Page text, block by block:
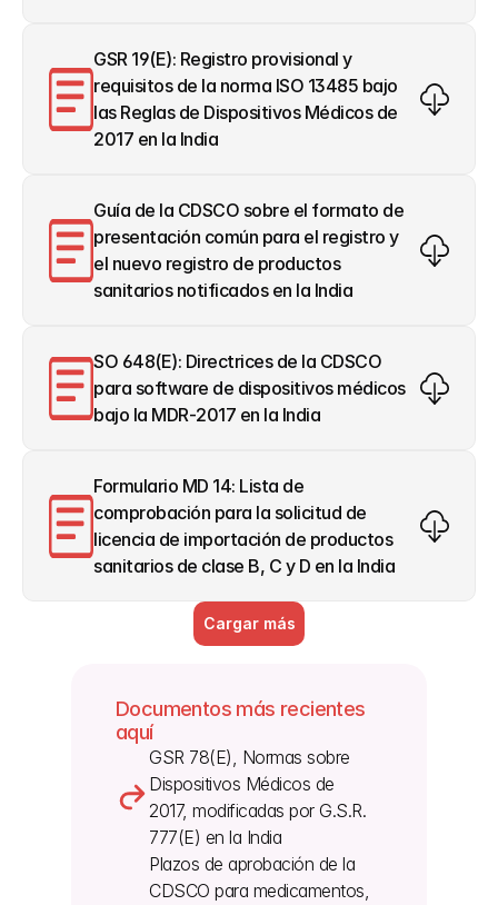
GSR 19(E): Registro provisional y
requisitos de la norma ISO 13485 bajo
las Reglas de Dispositivos Médicos de
2017 en la India
Guía de la CDSCO sobre el formato de
presentación común para el registro y
el nuevo registro de productos
sanitarios notificados en la India
SO 648(E): Directrices de la CDSCO
para software de dispositivos médicos
bajo la MDR-2017 en la India
Formulario MD 14: Lista de
comprobación para la solicitud de
licencia de importación de productos
sanitarios de clase B, C y D en la India
Cargar más
Documentos más recientes
aquí
GSR 78(E), Normas sobre
Dispositivos Médicos de
2017, modificadas por G.S.R.
777(E) en la India
Plazos de aprobación de la
CDSCO para medicamentos,